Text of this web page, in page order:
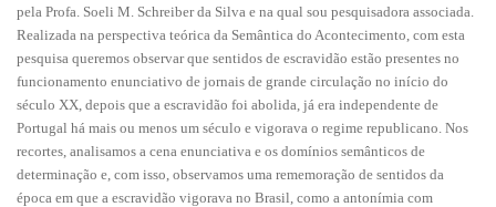
pela Profa. Soeli M. Schreiber da Silva e na qual sou pesquisadora associada.
Realizada na perspectiva teórica da Semântica do Acontecimento, com esta
pesquisa queremos observar que sentidos de escravidão estão presentes no
funcionamento enunciativo de jornais de grande circulação no início do
século XX, depois que a escravidão foi abolida, já era independente de
Portugal há mais ou menos um século e vigorava o regime republicano. Nos
recortes, analisamos a cena enunciativa e os domínios semânticos de
determinação e, com isso, observamos uma rememoração de sentidos da
época em que a escravidão vigorava no Brasil, como a antonímia com